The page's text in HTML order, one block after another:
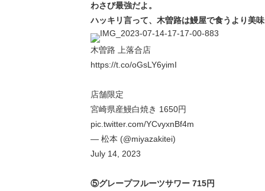
わさび最強だよ。
ハッキリ言って、木曽路は鰻屋で食うより美
木曽路 上落合店
https://t.co/oGsLY6yimI
店舗限定
宮崎県産鰻白焼き 1650円
pic.twitter.com/YCvyxnBf4m
— 松本 (@miyazakitei)
July 14, 2023
⑤グレープフルーツサワー 715円